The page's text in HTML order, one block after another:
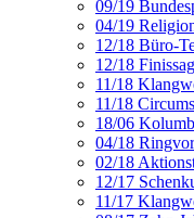
09/19
04/19
12/18 Büro-
12/18
11/18
11/18
18/06
04/18
02/18
12/17
11/17